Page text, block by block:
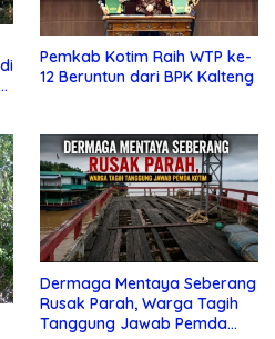
Pemkab Kotim Raih WTP ke-
12 Beruntun dari BPK Kalteng
Dermaga Mentaya Seberang
Rusak Parah, Warga Tagih
Tanggung Jawab Pemda